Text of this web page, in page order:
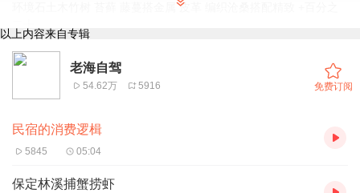
环境石土木竹树 苔藓 藤蔓搭金属 皮革 编织沧桑搭配精致 +百分之
观景阳台 +百分之三十
阳台浴缸 +百分之二十
露天淋浴 +百分之二十五
之三十
北方加私汤 +百分之四十！！划重点-解决冬季淡季
防池申报！。
以上内容来自专辑
老海自驾
54.62万 5916 免费订阅
民宿的消费逻楫
5845 05:04
保定林溪捕蟹捞虾